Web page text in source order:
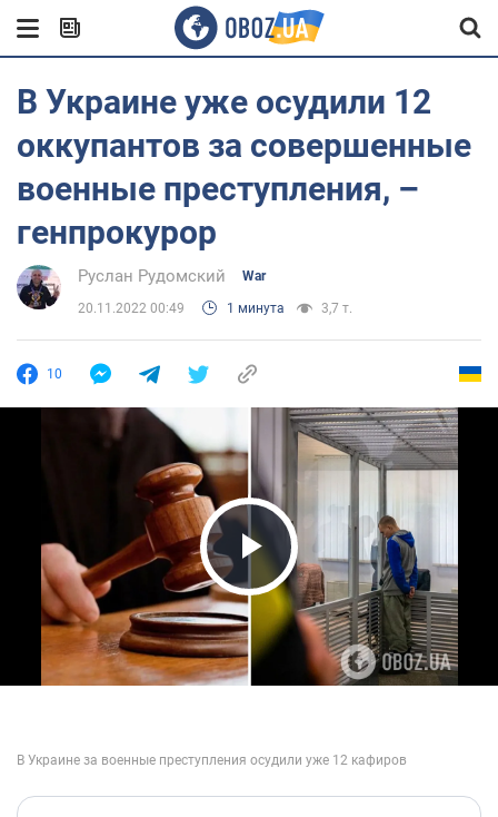
В Украине уже осудили 12
оккупантов за совершенные
военные преступления, –
генпрокурор
Руслан Рудомский War
20.11.2022 00:49 1 минута 3,7 т.
10
Play Video